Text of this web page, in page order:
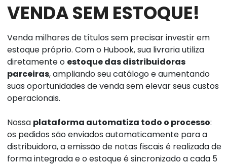
VENDA SEM ESTOQUE!
Venda milhares de títulos sem precisar investir em
estoque próprio. Com o Hubook, sua livraria utiliza
diretamente o estoque das distribuidoras
parceiras, ampliando seu catálogo e aumentando
suas oportunidades de venda sem elevar seus custos
operacionais.
Nossa plataforma automatiza todo o processo:
os pedidos são enviados automaticamente para a
distribuidora, a emissão de notas fiscais é realizada de
forma integrada e o estoque é sincronizado a cada 5